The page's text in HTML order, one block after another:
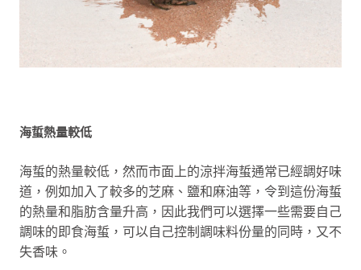
海蜇熱量較低
海蜇的熱量較低，然而市面上的涼拌海蜇通常已經調好味
道，例如加入了較多的芝麻、鹽和麻油等，令到這份海蜇
的熱量和脂肪含量升高，因此我們可以選擇一些需要自己
調味的即食海蜇，可以自己控制調味料份量的同時，又不
失香味。